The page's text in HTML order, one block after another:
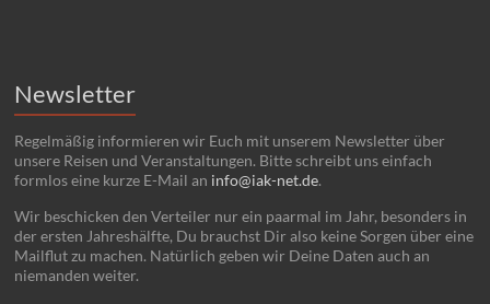
Newsletter
Regelmäßig informieren wir Euch mit unserem Newsletter über
unsere Reisen und Veranstaltungen. Bitte schreibt uns einfach
formlos eine kurze E-Mail an info@iak-net.de.
Wir beschicken den Verteiler nur ein paarmal im Jahr, besonders in
der ersten Jahreshälfte, Du brauchst Dir also keine Sorgen über eine
Mailflut zu machen. Natürlich geben wir Deine Daten auch an
niemanden weiter.